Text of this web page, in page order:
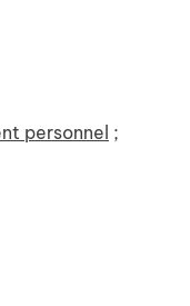
personnel ;